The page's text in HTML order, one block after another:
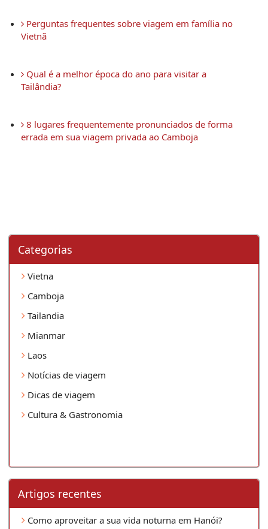
Perguntas frequentes sobre viagem em família no
Vietnã
Qual é a melhor época do ano para visitar a
Tailândia?
8 lugares frequentemente pronunciados de forma
errada em sua viagem privada ao Camboja
Categorias
Vietna
Camboja
Tailandia
Mianmar
Laos
Notícias de viagem
Dicas de viagem
Cultura & Gastronomia
Artigos recentes
Como aproveitar a sua vida noturna em Hanói?